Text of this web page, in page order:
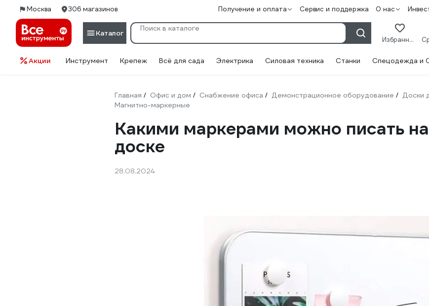
Москва 306 магазинов Получение и оплата Сервис и поддержка О нас
Каталог
Избранное
Акции Инструмент Крепеж Всё для сада Электрика Силовая техника Станки Спецодежда и
Главная / Офис и дом / Снабжение офиса / Демонстрационное оборудование / Доски
Магнитно-маркерные
Какими маркерами можно писать
доске
28.08.2024